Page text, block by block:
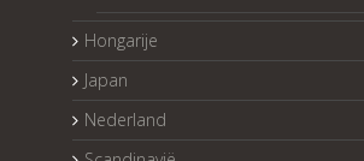
Hongarije
Japan
Nederland